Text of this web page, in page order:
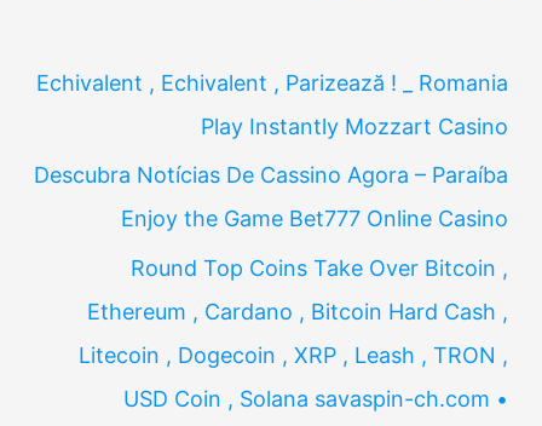
Echivalent , Echivalent , Parizează ! _ Romania
Play Instantly Mozzart Casino
Descubra Notícias De Cassino Agora – Paraíba
Enjoy the Game Bet777 Online Casino
Round Top Coins Take Over Bitcoin ,
Ethereum , Cardano , Bitcoin Hard Cash ,
Litecoin , Dogecoin , XRP , Leash , TRON ,
USD Coin , Solana savaspin-ch.com •